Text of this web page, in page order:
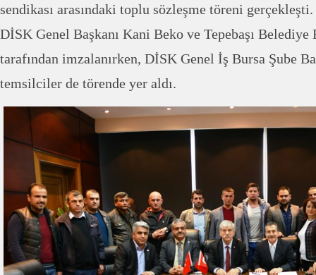
sendikası arasındaki toplu sözleşme töreni
DİSK Genel Başkanı Kani Beko ve Tepebaşı Belediye
tarafından imzalanırken, DİSK Genel İş Bursa Şube
temsilciler de törende yer aldı.